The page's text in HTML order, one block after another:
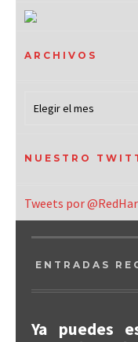
ARCHIVOS
NUESTRO
Tweets por
ENTRADAS
Ya puedes